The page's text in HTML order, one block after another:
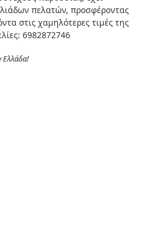
πελατών, προσφέροντας
στις χαμηλότερες τιμές της
6982872746
Ελλάδα!